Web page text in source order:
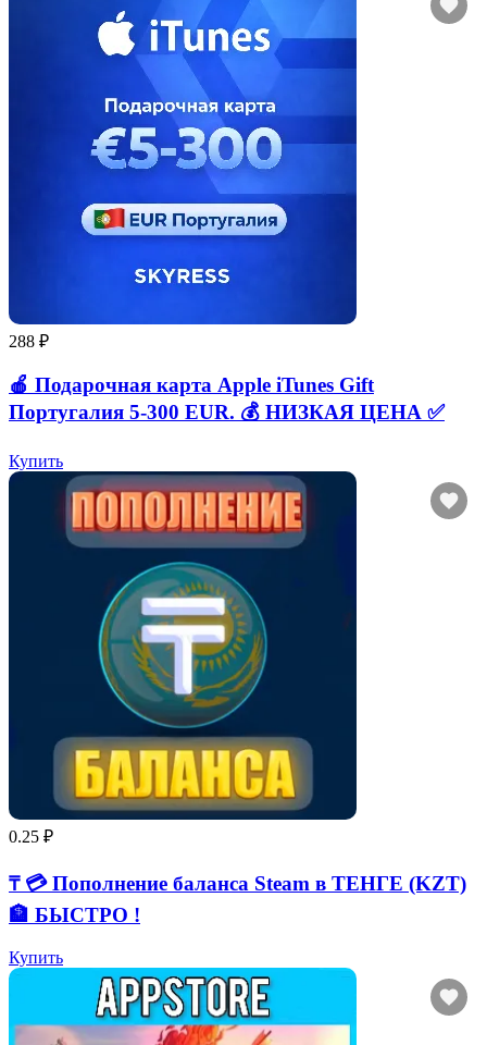
288 ₽
🍎 Подарочная карта Apple iTunes Gift
Португалия 5-300 EUR. 💰 НИЗКАЯ ЦЕНА ✅
Купить
0.25 ₽
₸ 💳 Пополнение баланса Steam в ТЕНГЕ (KZT)
🏦 БЫСТРО !
Купить